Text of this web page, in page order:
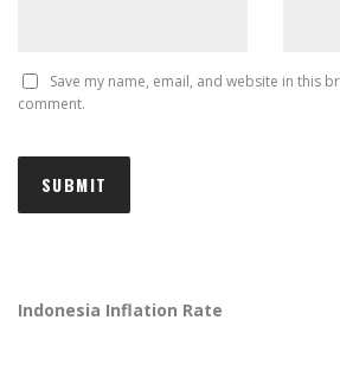
Save my name, email, and website in this
comment.
Indonesia Inflation Rate